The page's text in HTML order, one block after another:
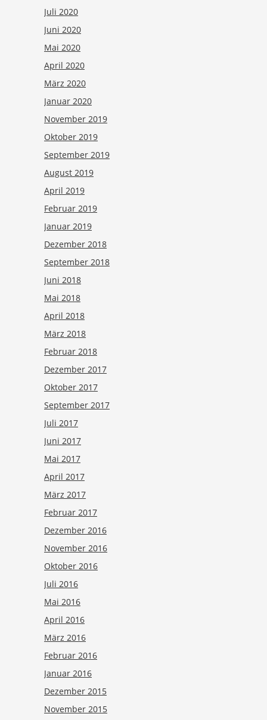
Juli 2020
Juni 2020
Mai 2020
April 2020
März 2020
Januar 2020
November 2019
Oktober 2019
September 2019
August 2019
April 2019
Februar 2019
Januar 2019
Dezember 2018
September 2018
Juni 2018
Mai 2018
April 2018
März 2018
Februar 2018
Dezember 2017
Oktober 2017
September 2017
Juli 2017
Juni 2017
Mai 2017
April 2017
März 2017
Februar 2017
Dezember 2016
November 2016
Oktober 2016
Juli 2016
Mai 2016
April 2016
März 2016
Februar 2016
Januar 2016
Dezember 2015
November 2015